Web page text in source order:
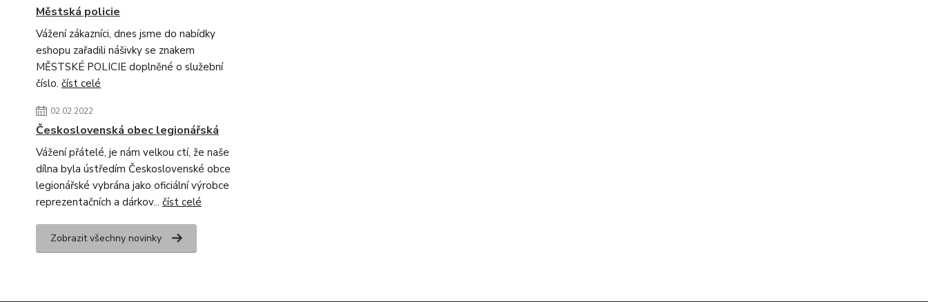
Městská policie
Vážení zákazníci, dnes jsme do nabídky
eshopu zařadili nášivky se znakem
MĚSTSKÉ POLICIE doplněné o služební
číslo. číst celé
02.02.2022
Československá obec legionářská
Vážení přátelé, je nám velkou ctí, že naše
dílna byla ústředím Československé obce
legionářské vybrána jako oficiální výrobce
reprezentačních a dárkov... číst celé
Zobrazit všechny novinky